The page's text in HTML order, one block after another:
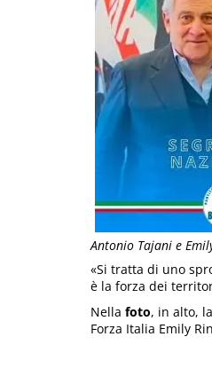
Antonio Tajani e
«Si tratta di uno
è la forza dei
Nella foto, in alto,
Forza Italia Emily